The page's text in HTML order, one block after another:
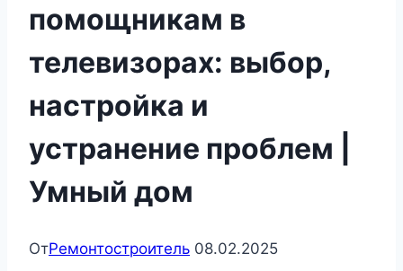
помощникам в
телевизорах: выбор,
настройка и
устранение проблем |
Умный дом
ОтРемонтостроитель 08.02.2025